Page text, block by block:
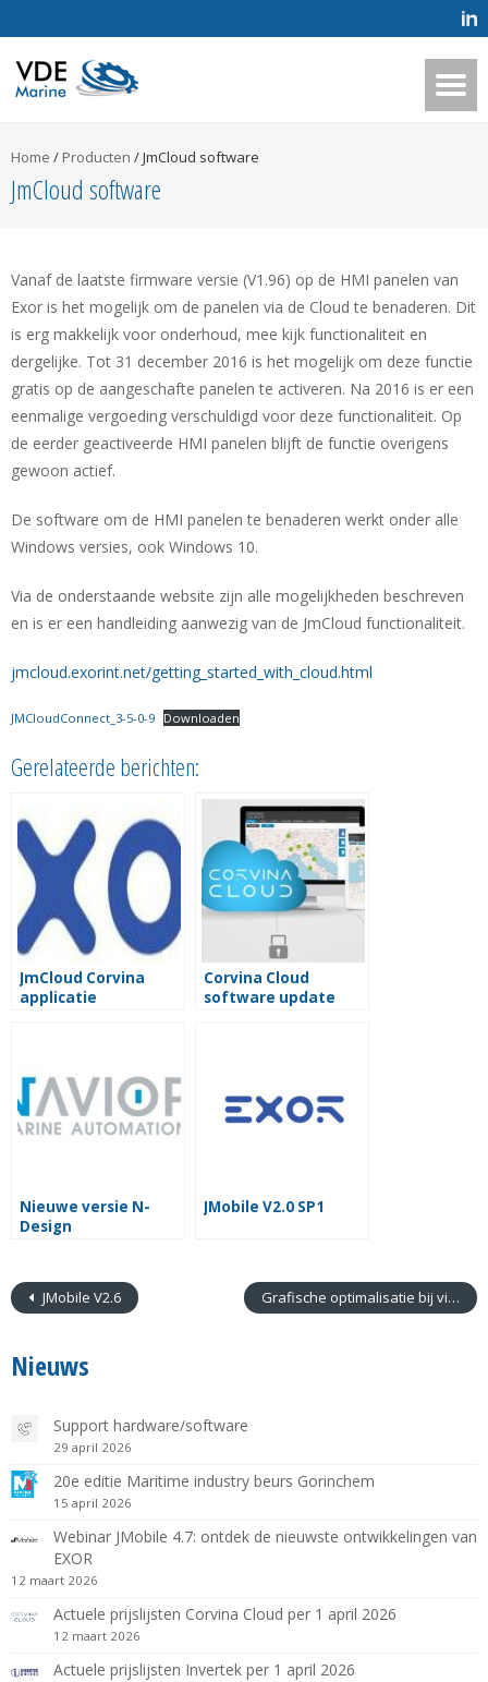
Home / Producten /JmCloud software
JmCloud software
Vanaf de laatste firmware versie (V1.96) op de HMI panelen van
Exor is het mogelijk om de panelen via de Cloud te benaderen. Dit
is erg makkelijk voor onderhoud, mee kijk functionaliteit en
dergelijke. Tot 31 december 2016 is het mogelijk om deze functie
gratis op de aangeschafte panelen te activeren. Na 2016 is er een
eenmalige vergoeding verschuldigd voor deze functionaliteit. Op
de eerder geactiveerde HMI panelen blijft de functie overigens
gewoon actief.
De software om de HMI panelen te benaderen werkt onder alle
Windows versies, ook Windows 10.
Via de onderstaande website zijn alle mogelijkheden beschreven
en is er een handleiding aanwezig van de JmCloud functionaliteit.
jmcloud.exorint.net/getting_started_with_cloud.html
JMCloudConnect_3-5-0-9 Downloaden
Gerelateerde berichten:
JmCloud Corvina
applicatie
Corvina Cloud
software update
Nieuwe versie N-
Design
JMobile V2.0 SP1
JMobile V2.6 Grafische optimalisatie bij visualisatie
Nieuws
Support hardware/software
29 april 2026
20e editie Maritime industry beurs Gorinchem
15 april 2026
Webinar JMobile 4.7: ontdek de nieuwste ontwikkelingen van
EXOR
12 maart 2026
Actuele prijslijsten Corvina Cloud per 1 april 2026
12 maart 2026
Actuele prijslijsten Invertek per 1 april 2026